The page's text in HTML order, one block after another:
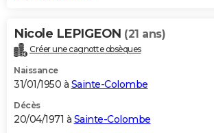
Nicole LEPIGEON (21 ans)
Créer une cagnotte obsèques
Naissance
31/01/1950 à Sainte-Colombe
Décès
20/04/1971 à Sainte-Colombe